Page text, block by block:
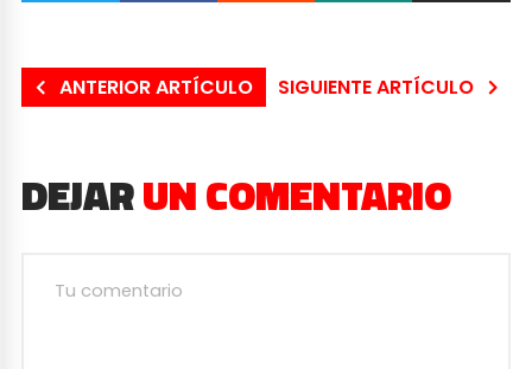
ANTERIOR ARTÍCULO SIGUIENTE ARTÍCULO
DEJARUN COMENTARIO